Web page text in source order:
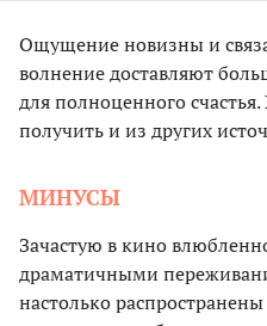
Ощущение новизны и
волнение доставляют
для полноценного
получить и из других
МИНУСЫ
Зачастую в кино
драматичными
настолько